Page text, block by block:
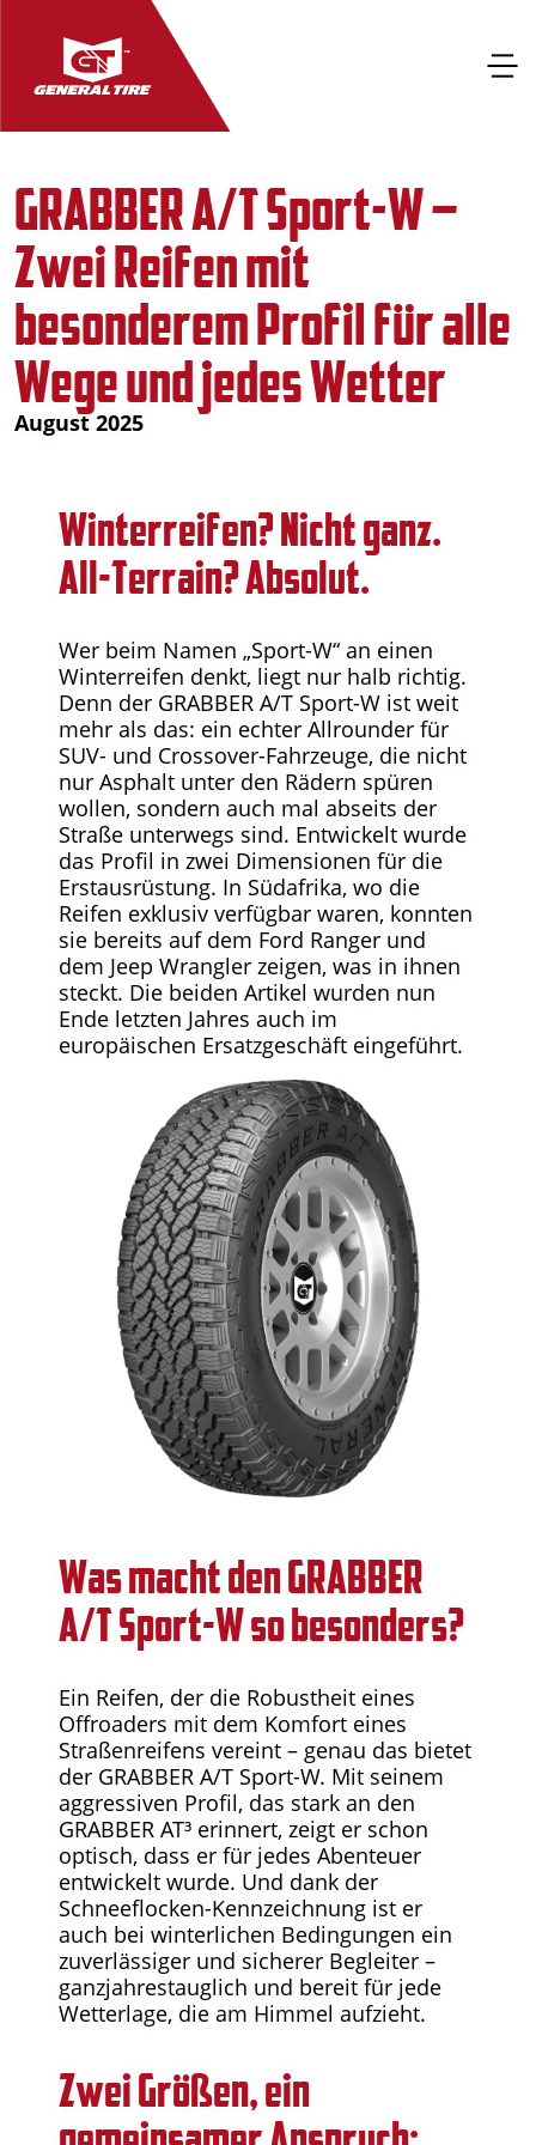
GRABBER A/T Sport-W –
Zwei Reifen mit
besonderem Profil für alle
Wege und jedes Wetter
August 2025
Winterreifen? Nicht ganz.
All-Terrain? Absolut.
Wer beim Namen „Sport-W“ an einen
Winterreifen denkt, liegt nur halb richtig.
Denn der GRABBER A/T Sport-W ist weit
mehr als das: ein echter Allrounder für
SUV- und Crossover-Fahrzeuge, die nicht
nur Asphalt unter den Rädern spüren
wollen, sondern auch mal abseits der
Straße unterwegs sind. Entwickelt wurde
das Profil in zwei Dimensionen für die
Erstausrüstung. In Südafrika, wo die
Reifen exklusiv verfügbar waren, konnten
sie bereits auf dem Ford Ranger und
dem Jeep Wrangler zeigen, was in ihnen
steckt. Die beiden Artikel wurden nun
Ende letzten Jahres auch im
europäischen Ersatzgeschäft eingeführt.
Was macht den GRABBER
A/T Sport-W so besonders?
Ein Reifen, der die Robustheit eines
Offroaders mit dem Komfort eines
Straßenreifens vereint – genau das bietet
der GRABBER A/T Sport-W. Mit seinem
aggressiven Profil, das stark an den
GRABBER AT³ erinnert, zeigt er schon
optisch, dass er für jedes Abenteuer
entwickelt wurde. Und dank der
Schneeflocken-Kennzeichnung ist er
auch bei winterlichen Bedingungen ein
zuverlässiger und sicherer Begleiter –
ganzjahrestauglich und bereit für jede
Wetterlage, die am Himmel aufzieht.
Zwei Größen, ein